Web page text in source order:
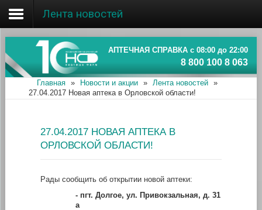
Главная
Об ассоциации
Наши аптеки
Информация
Лента новостей
АПТЕЧНАЯ СПРАВКА с 08:00 до 22:00
8 800 100 8 063
Главная » Новости и акции » Лента новостей
»
27.04.2017 Новая аптека в Орловской области!
27.04.2017 НОВАЯ АПТЕКА В
ОРЛОВСКОЙ ОБЛАСТИ!
Рады сообщить об открытии новой аптеки:
- пгт. Долгое, ул. Привокзальная, д. 31
а